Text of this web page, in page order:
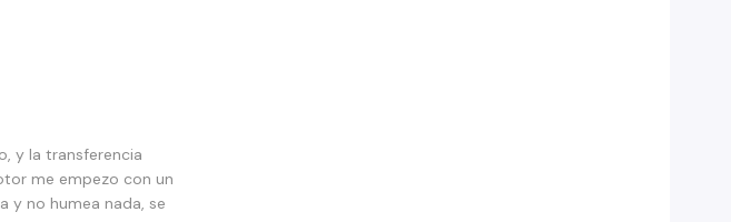
y la transferencia
me empezo con un
y no humea nada, se